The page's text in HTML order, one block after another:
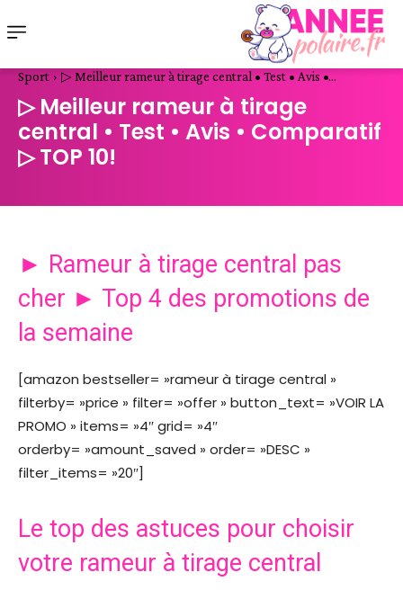
Sport ▷ Meilleur rameur à tirage central • Test • Avis •...
▷ Meilleur rameur à tirage
central • Test • Avis • Comparatif
▷ TOP 10!
► Rameur à tirage central pas
cher ► Top 4 des promotions de
la semaine
[amazon bestseller= »rameur à tirage central »
filterby= »price » filter= »offer » button_text= »VOIR LA
PROMO » items= »4″ grid= »4″
orderby= »amount_saved » order= »DESC »
filter_items= »20″]
Le top des astuces pour choisir
votre rameur à tirage central